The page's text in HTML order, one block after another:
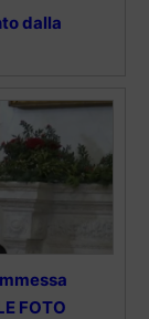
dalla
FOTO